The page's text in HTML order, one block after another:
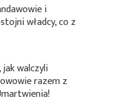
i
władcy, co z
walczyli
razem z